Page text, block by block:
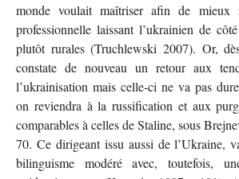
monde voulait maîtriser afin de mieux
professionnelle laissant l’ukrainien de
plutôt rurales (Truchlewski 2007). Or,
constate de nouveau un retour aux
l’ukrainisation mais celle-ci ne va pas
on reviendra à la russification et aux
comparables à celles de Staline, sous
70. Ce dirigeant issu aussi de l’Ukraine,
bilinguisme modéré avec, toutefois,